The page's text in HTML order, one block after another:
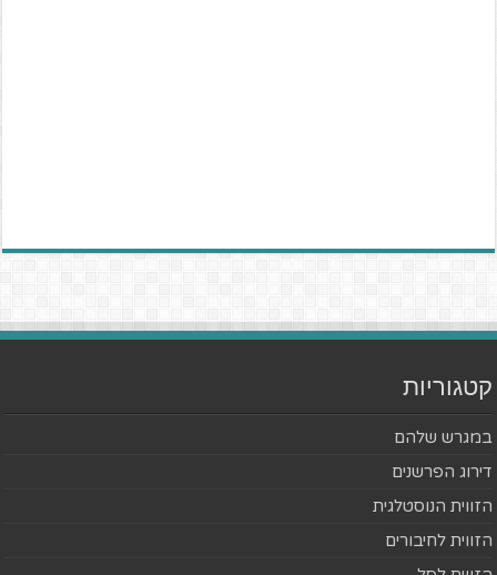
קטגוריות
במגרש שלהם
דירוג הפרשנים
הזווית הנוסטלגית
הזווית לחיבורים